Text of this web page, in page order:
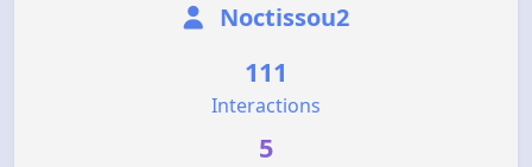
Noctissou2
111
Interactions
5